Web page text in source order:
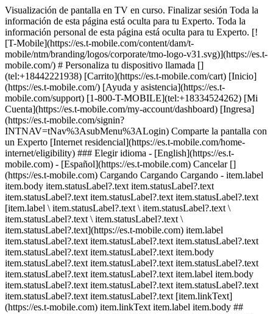
Visualización de pantalla en TV en curso. Finalizar sesión Toda la
información de esta página está oculta para tu Experto. Toda la
información personal de esta página está oculta para tu Experto. [!
[T-Mobile](https://es.t-mobile.com/content/dam/t-
mobile/ntm/branding/logos/corporate/tmo-logo-v31.svg)](https://es.t-
mobile.com/) # ​​​​​​​Personaliza tu dispositivo llamada []
(tel:+18442221938) [Carrito](https://es.t-mobile.com/cart) [Inicio]
(https://es.t-mobile.com/) [Ayuda y asistencia](https://es.t-
mobile.com/support) [1-800-T-MOBILE](tel:+18334524262) [Mi
Cuenta](https://es.t-mobile.com/my-account/dashboard) [Ingresa]
(https://es.t-mobile.com/signin?
INTNAV=tNav%3AsubMenu%3ALogin) Comparte la pantalla con
un Experto [Internet residencial](https://es.t-mobile.com/home-
internet/eligibility) ### Elegir idioma - [English](https://es.t-
mobile.com) - [Español](https://es.t-mobile.com) Cancelar []
(https://es.t-mobile.com) Cargando Cargando Cargando - item.label
item.body item.statusLabel?.text item.statusLabel?.text
item.statusLabel?.text item.statusLabel?.text item.statusLabel?.text
[item.label \ item.statusLabel?.text \ item.statusLabel?.text \
item.statusLabel?.text \ item.statusLabel?.text \
item.statusLabel?.text](https://es.t-mobile.com) item.label
item.statusLabel?.text item.statusLabel?.text item.statusLabel?.text
item.statusLabel?.text item.statusLabel?.text item.body
item.statusLabel?.text item.statusLabel?.text item.statusLabel?.text
item.statusLabel?.text item.statusLabel?.text item.label item.body
item.statusLabel?.text item.statusLabel?.text item.statusLabel?.text
item.statusLabel?.text item.statusLabel?.text [item.linkText]
(https://es.t-mobile.com) item.linkText item.label item.body ##